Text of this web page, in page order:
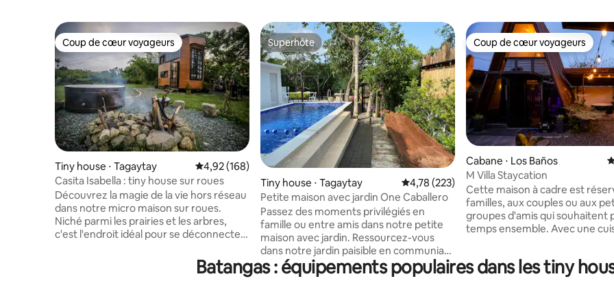
Coup de cœur voyageurs
Coup de cœur voyageurs
Tiny house ⋅ Tagaytay Évaluation moyenne sur la base de 168 commentaires : 4,92 sur 5
4,92 (168)
Casita Isabella : tiny house sur roues
Découvrez la magie de la vie hors réseau
dans notre micro maison sur roues.
Niché parmi les prairies et les arbres,
c'est l'endroit idéal pour se déconnecter.
allumez un feu de camp ou détendez-
vous en prenant un café avec vue sur la
Superhôte
Superhôte
Tiny house ⋅ Tagaytay Évaluation moyenne sur la base de 223
4,78 (223)
Petite maison avec jardin One Caballero
Passez des moments privilégiés en
famille ou entre amis dans notre petite
maison avec jardin. Ressourcez-vous
dans notre jardin paisible en communiant
avec la nature. Imprégnez-vous du soleil
en journée ou observez les étoiles la nuit
Coup de cœur voyageurs
Coup de cœur voyageurs
Cabane ⋅ Los Baños
M Villa Staycation
Cette maison à cadre est
familles, aux couples ou aux
groupes d'amis qui souhaitent
temps ensemble. Avec une
pourrez manger et vous
pendant que vous êtes dans la
Batangas : équipements populaires dans les tiny